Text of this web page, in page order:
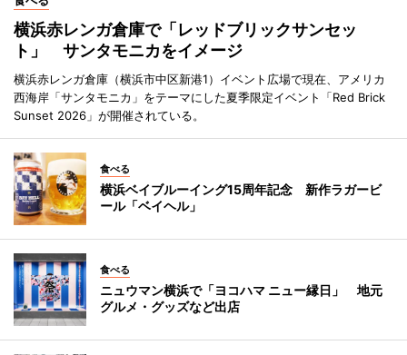
横浜赤レンガ倉庫で「レッドブリックサンセッ
ト」 サンタモニカをイメージ
横浜赤レンガ倉庫（横浜市中区新港1）イベント広場で現在、アメリカ
西海岸「サンタモニカ」をテーマにした夏季限定イベント「Red Brick
Sunset 2026」が開催されている。
食べる
横浜ベイブルーイング15周年記念 新作ラガービ
ール「ベイヘル」
食べる
ニュウマン横浜で「ヨコハマ ニュー縁日」 地元
グルメ・グッズなど出店